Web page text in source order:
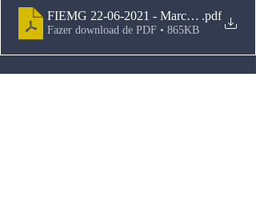
FIEMG 22-06-2021 - Marcos Cintra
.pdf
Fazer download de PDF • 865KB